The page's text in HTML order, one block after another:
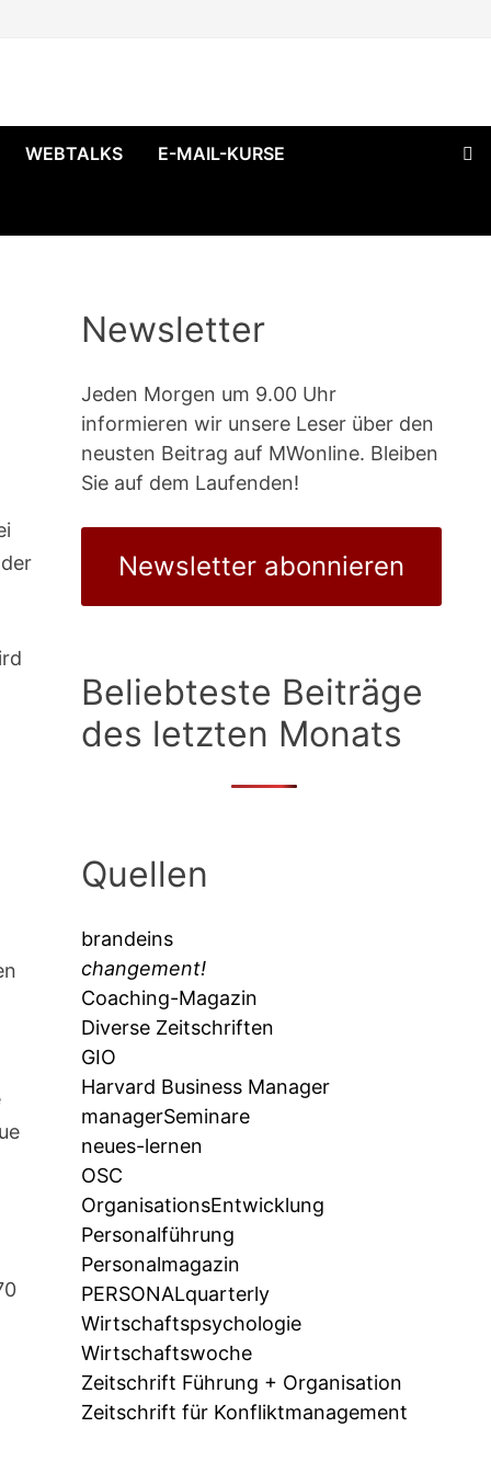
WEBTALKS E-MAIL-KURSE
Newsletter
Jeden Morgen um 9.00 Uhr
informieren wir unsere Leser über den
neusten Beitrag auf MWonline. Bleiben
Sie auf dem Laufenden!
Newsletter abonnieren
Beliebteste Beiträge
des letzten Monats
Quellen
brandeins
changement!
Coaching-Magazin
Diverse Zeitschriften
GIO
Harvard Business Manager
managerSeminare
neues-lernen
OSC
OrganisationsEntwicklung
Personalführung
Personalmagazin
PERSONALquarterly
Wirtschaftspsychologie
Wirtschaftswoche
Zeitschrift Führung + Organisation
Zeitschrift für Konfliktmanagement